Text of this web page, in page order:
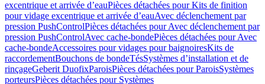
excentrique et arrivée d’eauPièces détachées pour Kits de finition
pour vidage excentrique et arrivée d’eauAvec déclenchement par
pression PushControlPièces détachées pour Avec déclenchement par
pression PushControlAvec cache-bondePièces détachées pour Avec
cache-bondeAccessoires pour vidages pour baignoiresKits de
raccordementBouchons de bondeTésSystèmes d’installation et de
rinçageGeberit DuofixParoisPièces détachées pour ParoisSystèmes
porteursPièces détachées pour Systèmes